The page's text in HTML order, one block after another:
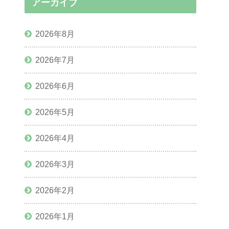
アーカイブ
2026年8月
2026年7月
2026年6月
2026年5月
2026年4月
2026年3月
2026年2月
2026年1月